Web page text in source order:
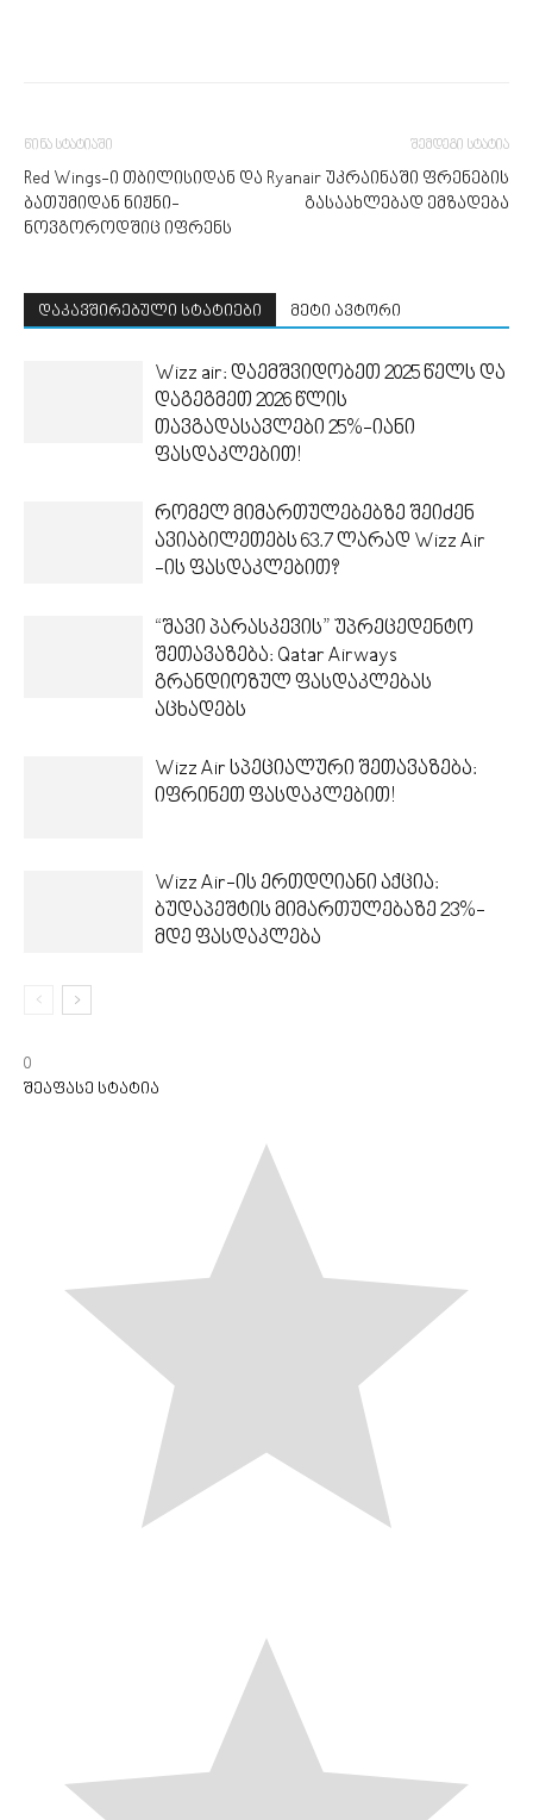
წინა სტატიაში
Red Wings-ი თბილისიდან და
ბათუმიდან ნიჟნი-
ნოვგოროდშიც იფრენს
შემდეგი სტატია
Ryanair უკრაინაში ფრენების
გასაახლებად ემზადება
დაკავშირებული სტატიები მეტი ავტორი
Wizz air: დაემშვიდობეთ 2025 წელს და
დაგეგმეთ 2026 წლის
თავგადასავლები 25%-იანი
ფასდაკლებით!
რომელ მიმართულებებზე შეიძენ
ავიაბილეთებს 63.7 ლარად Wizz Air
-ის ფასდაკლებით?
“შავი პარასკევის” უპრეცედენტო
შეთავაზება: Qatar Airways
გრანდიოზულ ფასდაკლებას
აცხადებს
Wizz Air სპეციალური შეთავაზება:
იფრინეთ ფასდაკლებით!
Wizz Air-ის ერთდღიანი აქცია:
ბუდაპეშტის მიმართულებაზე 23%-
მდე ფასდაკლება
0
შეაფასე სტატია